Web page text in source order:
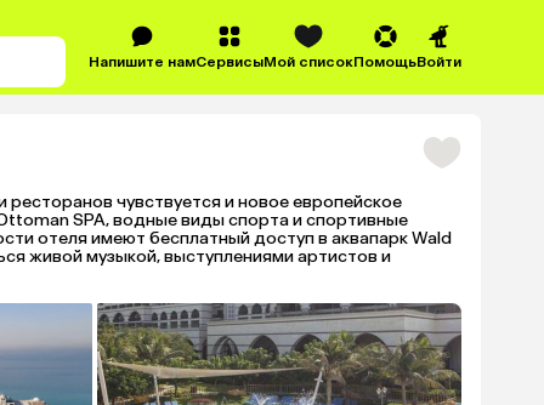
Напишите намСервисыМой списокПомощьВойти
чувствуется и новое европейское
SPA, водные виды спорта и спортивные
отеля имеют бесплатный доступ в аквапарк Wald
живой музыкой, выступлениями артистов и